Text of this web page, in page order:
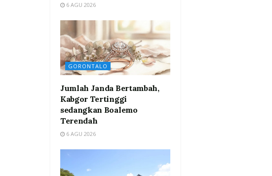
6 AGU 2026
GORONTALO
Jumlah Janda Bertambah,
Kabgor Tertinggi
sedangkan Boalemo
Terendah
6 AGU 2026